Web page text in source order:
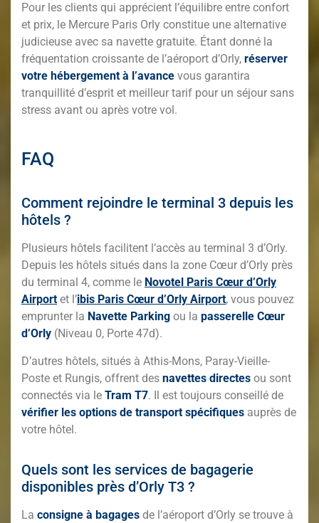
Pour les clients qui apprécient l’équilibre entre confort
et prix, le Mercure Paris Orly constitue une alternative
judicieuse avec sa navette gratuite. Étant donné la
fréquentation croissante de l’aéroport d’Orly, réserver
votre hébergement à l’avance vous garantira
tranquillité d’esprit et meilleur tarif pour un séjour sans
stress avant ou après votre vol.
FAQ
Comment rejoindre le terminal 3 depuis les
hôtels ?
Plusieurs hôtels facilitent l’accès au terminal 3 d’Orly.
Depuis les hôtels situés dans la zone Cœur d’Orly près
du terminal 4, comme le Novotel Paris Cœur d’Orly
Airport et l’ibis Paris Cœur d’Orly Airport, vous pouvez
emprunter la Navette Parking ou la passerelle Cœur
d’Orly (Niveau 0, Porte 47d).
D’autres hôtels, situés à Athis-Mons, Paray-Vieille-
Poste et Rungis, offrent des navettes directes ou sont
connectés via le Tram T7. Il est toujours conseillé de
vérifier les options de transport spécifiques auprès de
votre hôtel.
Quels sont les services de bagagerie
disponibles près d’Orly T3 ?
La consigne à bagages de l’aéroport d’Orly se trouve à